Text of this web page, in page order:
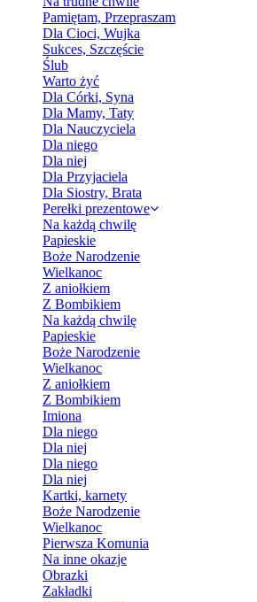
Pamiętam, Przepraszam
Dla Cioci, Wujka
Sukces, Szczęście
Ślub
Warto żyć
Dla Córki, Syna
Dla Mamy, Taty
Dla Nauczyciela
Dla niego
Dla niej
Dla Przyjaciela
Dla Siostry, Brata
Perełki prezentowe
Na każdą chwilę
Papieskie
Boże Narodzenie
Wielkanoc
Z aniołkiem
Z Bombikiem
Na każdą chwilę
Papieskie
Boże Narodzenie
Wielkanoc
Z aniołkiem
Z Bombikiem
Imiona
Dla niego
Dla niej
Dla niego
Dla niej
Kartki, karnety
Boże Narodzenie
Wielkanoc
Pierwsza Komunia
Na inne okazje
Obrazki
Zakładki